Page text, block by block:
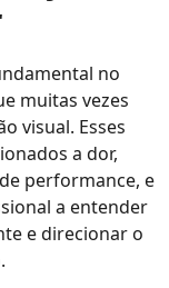
no
muitas vezes
visual. Esses
a dor,
performance, e
a entender
e direcionar o